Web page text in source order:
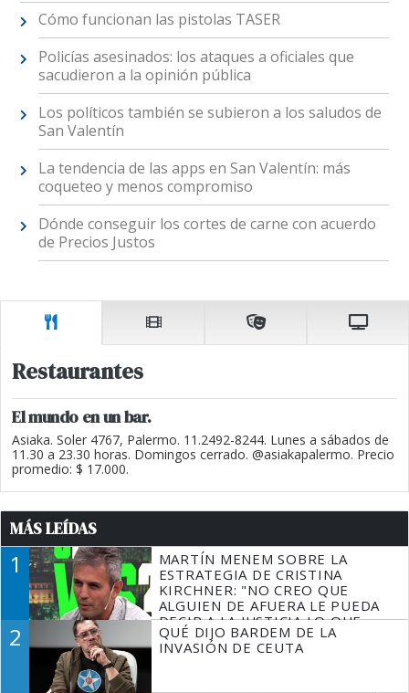
Cómo funcionan las pistolas TASER
Policías asesinados: los ataques a oficiales que
sacudieron a la opinión pública
Los políticos también se subieron a los saludos de
San Valentín
La tendencia de las apps en San Valentín: más
coqueteo y menos compromiso
Dónde conseguir los cortes de carne con acuerdo
de Precios Justos
Restaurantes
El mundo en un bar.
Asiaka. Soler 4767, Palermo. 11.2492-8244. Lunes a sábados de
11.30 a 23.30 horas. Domingos cerrado. @asiakapalermo. Precio
promedio: $ 17.000.
MÁS LEÍDAS
1
MARTÍN MENEM SOBRE LA
ESTRATEGIA DE CRISTINA
KIRCHNER: "NO CREO QUE
ALGUIEN DE AFUERA LE PUEDA
DECIR A LA JUSTICIA LO QUE
TIENE QUE HACER"
2
QUÉ DIJO BARDEM DE LA
INVASIÓN DE CEUTA